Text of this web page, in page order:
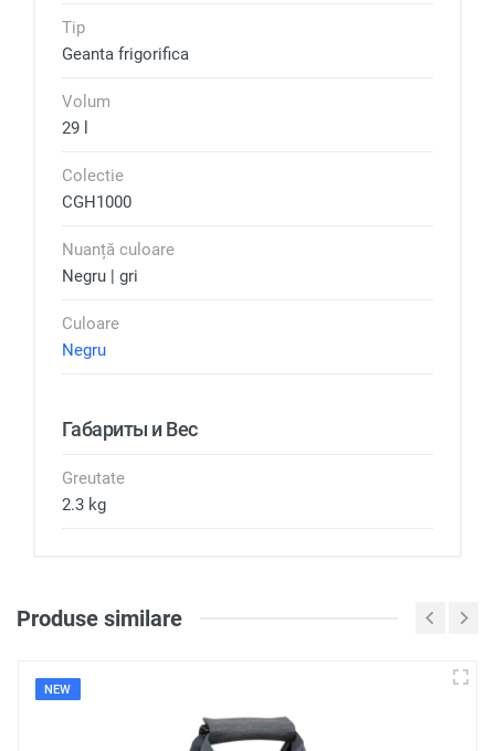
Tip
Geanta frigorifica
Volum
29 l
Colectie
CGH1000
Nuanță culoare
Negru | gri
Culoare
Negru
Габариты и Вес
Greutate
2.3 kg
Loghează-te pentru a scri
o recenzie
Produse similare
NEW